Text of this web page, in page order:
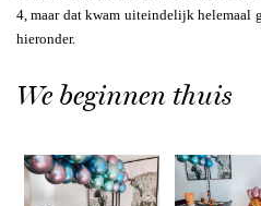
4, maar dat kwam uiteindelijk helemaal
hieronder.
We beginnen thuis